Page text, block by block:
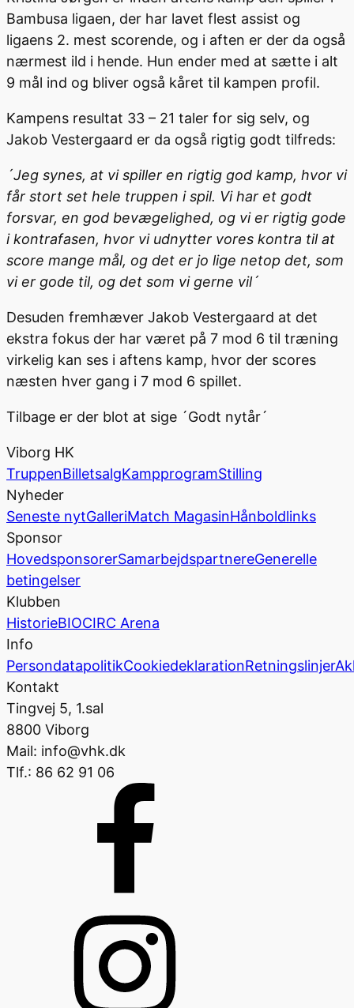
Bambusa ligaen, der har lavet flest assist og
ligaens 2. mest scorende, og i aften er der da også
nærmest ild i hende. Hun ender med at sætte i alt
9 mål ind og bliver også kåret til kampen profil.
Kampens resultat 33 – 21 taler for sig selv, og
Jakob Vestergaard er da også rigtig godt tilfreds:
´Jeg synes, at vi spiller en rigtig god kamp, hvor vi
får stort set hele truppen i spil. Vi har et godt
forsvar, en god bevægelighed, og vi er rigtig gode
i kontrafasen, hvor vi udnytter vores kontra til at
score mange mål, og det er jo lige netop det, som
vi er gode til, og det som vi gerne vil´
Desuden fremhæver Jakob Vestergaard at det
ekstra fokus der har været på 7 mod 6 til træning
virkelig kan ses i aftens kamp, hvor der scores
næsten hver gang i 7 mod 6 spillet.
Tilbage er der blot at sige ´Godt nytår´
Viborg HK
TruppenBilletsalgKampprogramStilling
Nyheder
Seneste nytGalleriMatch MagasinHånboldlinks
Sponsor
HovedsponsorerSamarbejdspartnereGenerelle
betingelser
Klubben
HistorieBIOCIRC Arena
Info
PersondatapolitikCookiedeklarationRetningslinjer
Kontakt
Tingvej 5, 1.sal
8800 Viborg
Mail: info@vhk.dk
Tlf.: 86 62 91 06